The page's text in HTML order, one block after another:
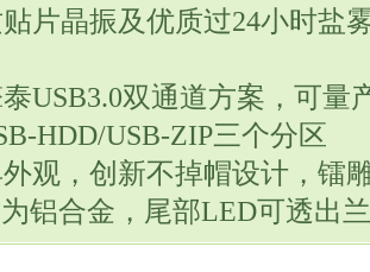
片晶振及优质过24小时盐
USB3.0双通道方案，可量
HDD/USB-ZIP三个分区
观，创新不掉帽设计，镭
铝合金，尾部LED可透出